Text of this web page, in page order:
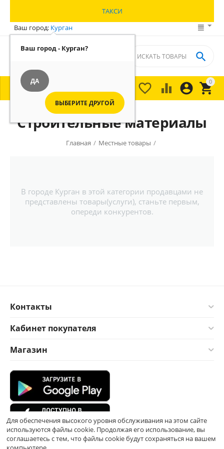
ТАКСИ
Ваш город: Курган
Ваш город - Курган?
ДА
ВЫБЕРИТЕ ДРУГОЙ
0


 

 МЕНЮ
Строительные материалы
Главная / Местные товары /
В городе Курган в этой категории продавцами не
представлены товары(услуги), станьте первым,
опереди конкурентов.
Контакты
Кабинет покупателя
Магазин
Для обеспечения высокого уровня обслуживания на этом сайте
используются файлы cookie. Продолжая его использование, вы
соглашаетесь с тем, что файлы cookie будут сохраняться на вашем